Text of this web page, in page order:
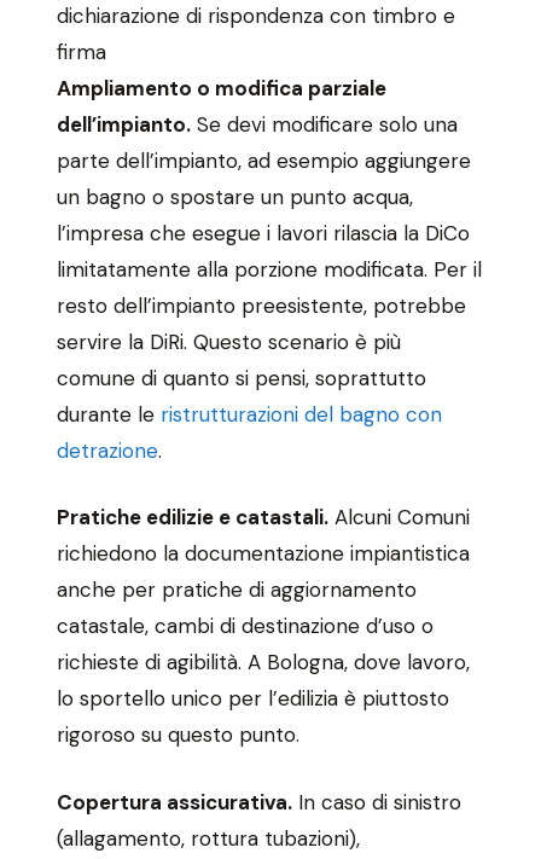
dichiarazione di rispondenza con timbro e
firma
Ampliamento o modifica parziale
dell’impianto. Se devi modificare solo una
parte dell’impianto, ad esempio aggiungere
un bagno o spostare un punto acqua,
l’impresa che esegue i lavori rilascia la DiCo
limitatamente alla porzione modificata. Per il
resto dell’impianto preesistente, potrebbe
servire la DiRi. Questo scenario è più
comune di quanto si pensi, soprattutto
durante le ristrutturazioni del bagno con
detrazione.
Pratiche edilizie e catastali. Alcuni Comuni
richiedono la documentazione impiantistica
anche per pratiche di aggiornamento
catastale, cambi di destinazione d’uso o
richieste di agibilità. A Bologna, dove lavoro,
lo sportello unico per l’edilizia è piuttosto
rigoroso su questo punto.
Copertura assicurativa. In caso di sinistro
(allagamento, rottura tubazioni),